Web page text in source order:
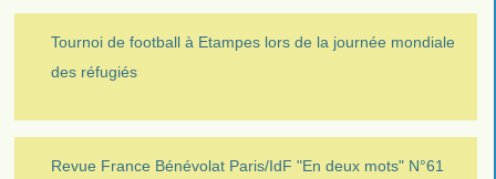
Tournoi de football à Etampes lors de la journée mondiale
des réfugiés
Revue France Bénévolat Paris/IdF "En deux mots" N°61